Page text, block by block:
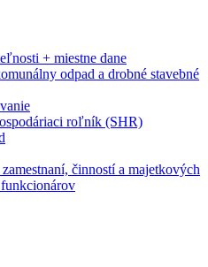
+ miestne dane
odpad a drobné stavebné
roľník (SHR)
činností a majetkových